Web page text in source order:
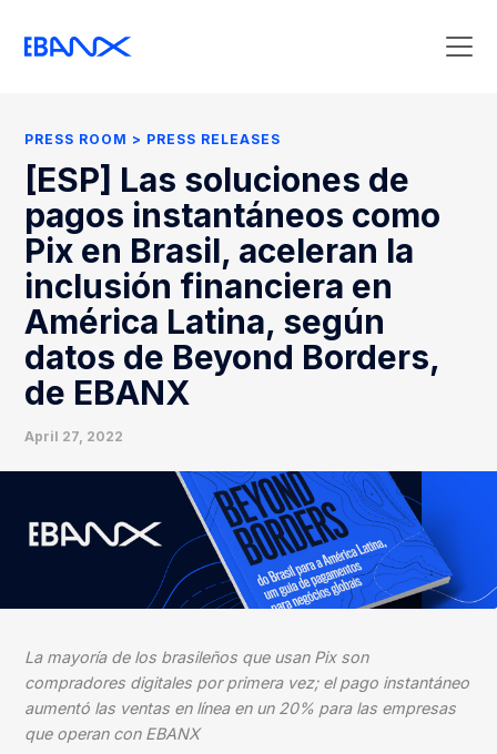
Clipping
Contact Press
PRESS ROOM PRESS RELEASES
[ESP] Las soluciones de
pagos instantáneos como
Pix en Brasil, aceleran la
inclusión financiera en
América Latina, según
datos de Beyond Borders,
de EBANX
April 27, 2022
La mayoría de los brasileños que usan Pix son
compradores digitales por primera vez; el pago instantáneo
aumentó las ventas en línea en un 20% para las empresas
que operan con EBANX